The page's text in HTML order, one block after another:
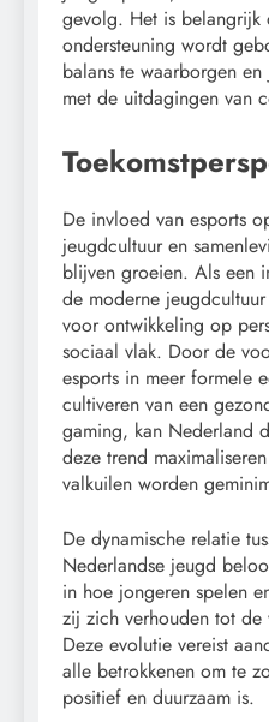
gevolg. Het is
ondersteuning wordt
balans te waarborgen
met de uitdagingen van
De invloed van esports
jeugdcultuur en
blijven groeien. Als een
de moderne
voor ontwikkeling op
sociaal vlak. Door de
esports in meer formele
cultiveren van een
gaming, kan Nederland
deze trend
valkuilen worden
De dynamische relatie
Nederlandse jeugd
in hoe jongeren spelen
zij zich verhouden tot
Deze evolutie vereist
alle betrokkenen om te
positief en duurzaam is.